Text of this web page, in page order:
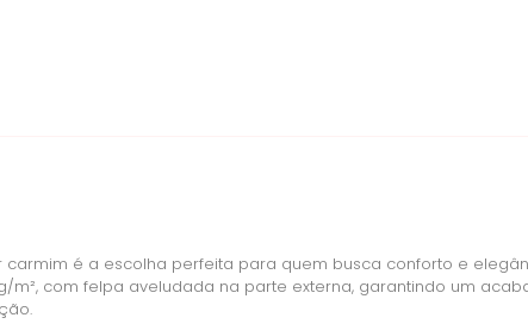
é a escolha perfeita para quem busca conforto e
com felpa aveludada na parte externa, garantindo um